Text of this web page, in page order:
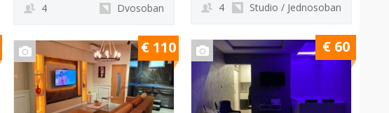
Dvosoban
4 Studio / Jednosoban
4
€ 110 € 60